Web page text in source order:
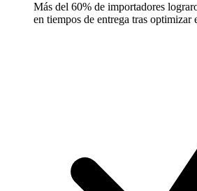
Más del 60% de importadores
en tiempos de entrega tras optimizar